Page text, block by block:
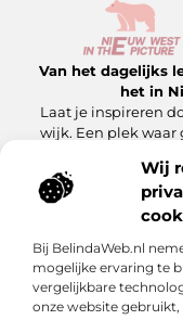
Wij
Bij BelindaWeb.nl
mogelijke ervaring te
vergelijkbare
onze website
Van het dagelijks
het in
Laat je inspireren
wijk. Een plek
Onze
Bericht